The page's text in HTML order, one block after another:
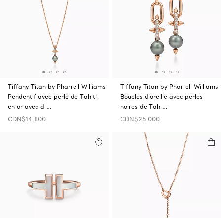
Tiffany Titan by Pharrell Williams
Pendentif avec perle de Tahiti
en or avec d …
CDN$14,800
Tiffany Titan by Pharrell Williams
Boucles d’oreille avec perles
noires de Tah …
CDN$25,000